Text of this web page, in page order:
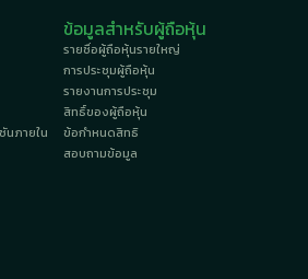
นภายใน
ข้อมูลสำหรับผู้ถือหุ้น
รายชื่อผู้ถือหุ้นรายใหญ่
การประชุมผู้ถือหุ้น
รายงานการประชุม
สิทธิ์ของผู้ถือหุ้น
ข้อกำหนดสิทธิ
สอบถามข้อมูล